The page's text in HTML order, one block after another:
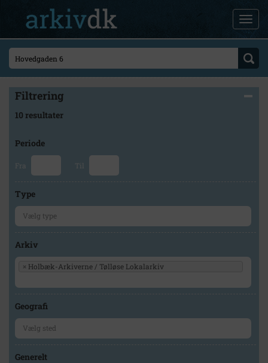
Filtrering
10 resultater
Periode
Fra Til
Type
Arkiv
× Holbæk-Arkiverne / Tølløse Lokalarkiv
Geografi
Generelt